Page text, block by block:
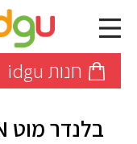
חנות idgu
בלנדר מוט BRAUN דגם MQ7000X